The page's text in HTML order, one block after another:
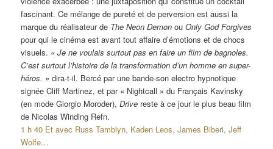
fascinant. Ce mélange de pureté et de perversion est aussi la
marque du réalisateur de The Neon Demon ouOnly God Forgives
pour qui le cinéma est avant tout affaire d’émotions et de chocs
visuels. « Je ne voulais surtout pas en faire un film de bagnoles.
C’est surtout l’histoire de la transformation d’un homme en super-
héros. »dira-t-il. Bercé par une bande-son electro hypnotique
signée Cliff Martinez, et par « Nightcall » du Français Kavinsky
(en mode Giorgio Moroder),Drive reste à ce jour le plus beau film
de Nicolas Winding Refn.
1 h 40 Et avec Russ Tamblyn, Kaden Leos, James Biberi, Jeff
Wolfe…